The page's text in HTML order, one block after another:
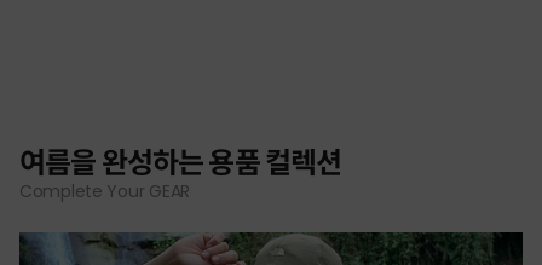
여름을 완성하는 용품 컬렉션
Complete Your GEAR